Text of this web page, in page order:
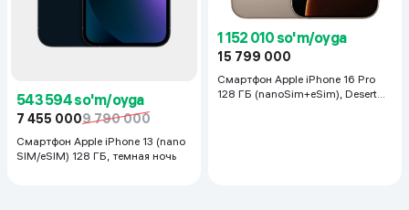
543 594 so'm/oyga
7 455 0009 790 000
Смартфон Apple iPhone 13 (nano
SIM/eSIM) 128 ГБ, темная ночь
1 152 010 so'm/oyga
15 799 000
Смартфон Apple iPhone 16 Pro
128 ГБ (nanoSim+eSim), Desert